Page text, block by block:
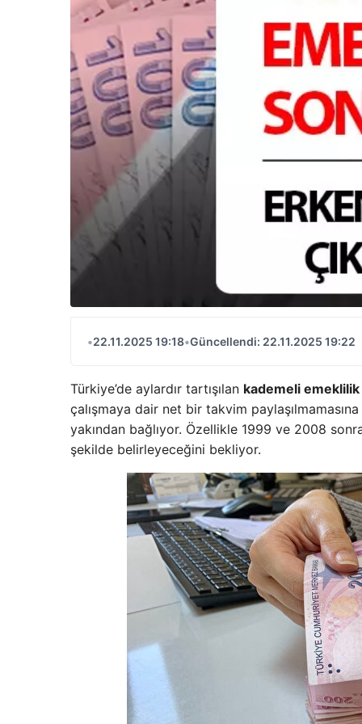
•22.11.2025 19:18•Güncellendi: 22.11.2025 19:22
Türkiye’de aylardır tartışılan kademeli emeklilik
çalışmaya dair net bir takvim
yakından bağlıyor. Özellikle 1999 ve 2008
şekilde belirleyeceğini bekliyor.